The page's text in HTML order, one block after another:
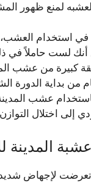
لمنع ظهور
في استخدام
أنك لست حاملاً في
كبيرة من عشب
من بداية الدورة
عشب
إلى اختلال
المدينة
تعرضت لإجهاض